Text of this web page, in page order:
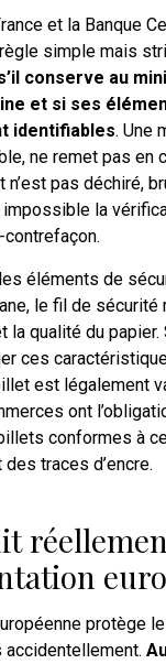
et la Banque
simple mais
conserve au
et si ses
identifiables. Une
ne remet pas en
pas déchiré,
la
éléments de
le fil de sécurité
la qualité du
ces
est légalement
ont
conformes à
traces d’encre.
protège